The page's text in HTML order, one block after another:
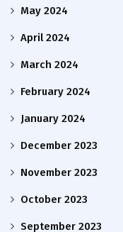
May 2024
April 2024
March 2024
February 2024
January 2024
December 2023
November 2023
October 2023
September 2023